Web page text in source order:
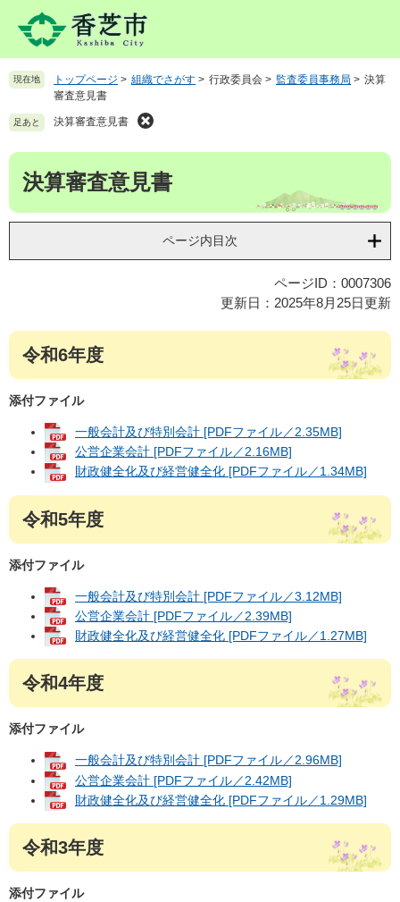
先
。
を
て
へ
現在地 トップページ > 組織でさがす > 行政委員会 > 監査委員事務局 > 決算
審査意見書
足あと 決算審査意見書
本
決算審査意見書
ページ内目次
ページID：0007306
更新日：2025年8月25日更新
令和6年度
添付ファイル
一般会計及び特別会計 [PDFファイル／2.35MB]
公営企業会計 [PDFファイル／2.16MB]
財政健全化及び経営健全化 [PDFファイル／1.34MB]
令和5年度
添付ファイル
一般会計及び特別会計 [PDFファイル／3.12MB]
公営企業会計 [PDFファイル／2.39MB]
財政健全化及び経営健全化 [PDFファイル／1.27MB]
令和4年度
添付ファイル
一般会計及び特別会計 [PDFファイル／2.96MB]
公営企業会計 [PDFファイル／2.42MB]
財政健全化及び経営健全化 [PDFファイル／1.29MB]
令和3年度
添付ファイル